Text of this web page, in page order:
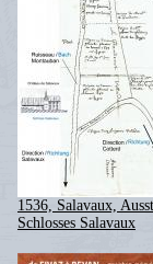
1536, Salavaux,
Schlosses Salavaux